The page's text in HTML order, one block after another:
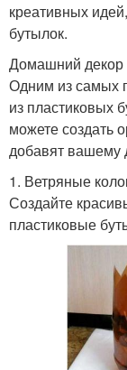
креативных
бутылок.
Домашний декор
Одним из самых
из пластиковых
можете создать
добавят вашему
1. Ветряные
Создайте
пластиковые